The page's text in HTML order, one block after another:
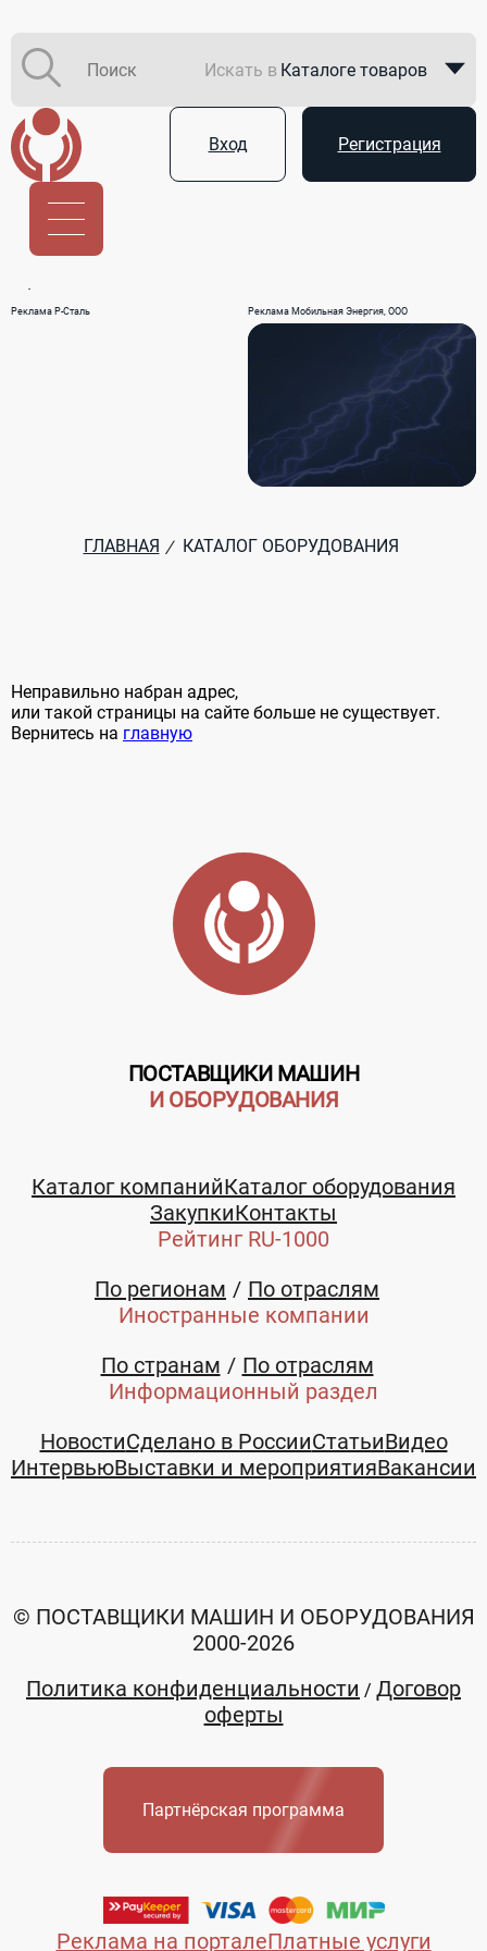
Искать в Каталоге товаров
Вход Регистрация
Реклама Р-Сталь Реклама Мобильная Энергия, ООО
ГЛАВНАЯ / КАТАЛОГ ОБОРУДОВАНИЯ
Неправильно набран адрес,
или такой страницы на сайте больше не существует.
Вернитесь на главную
ПОСТАВЩИКИ МАШИН
И ОБОРУДОВАНИЯ
Каталог компанийКаталог оборудования
ЗакупкиКонтакты
Рейтинг RU-1000
По регионам
По отраслям
Иностранные компании
По странам
По отраслям
Информационный раздел
НовостиСделано в РоссииСтатьиВидео
ИнтервьюВыставки и мероприятияВакансии
Реклама на порталеПлатные услуги
© ПОСТАВЩИКИ МАШИН И ОБОРУДОВАНИЯ
2000-2026
Политика конфиденциальности / Договор
оферты
Партнёрская программа